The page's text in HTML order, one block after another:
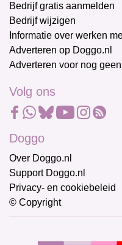
Bedrijf gratis aanmelden
Bedrijf wijzigen
Informatie over werken
Adverteren op Doggo.nl
Adverteren voor nog
Volg ons
Doggo
Over Doggo.nl
Support Doggo.nl
Privacy- en cookiebeleid
© Copyright